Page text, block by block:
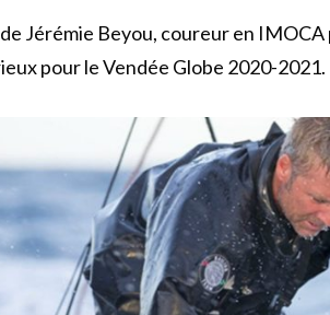
Jérémie Beyou, coureur en
pour le Vendée Globe 2020-2021.